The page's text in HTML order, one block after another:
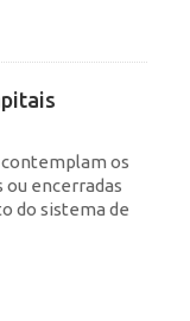
os
ou encerradas
do sistema de